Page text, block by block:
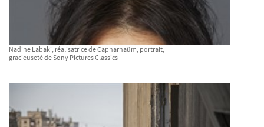
Nadine Labaki, réalisatrice de Capharnaüm, portrait,
gracieuseté de Sony Pictures Classics